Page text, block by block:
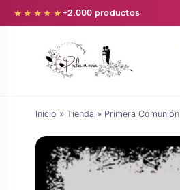
★★★★★+2.000 productos
novia y zapatillas
Inicio » Tienda » Primera Comunión